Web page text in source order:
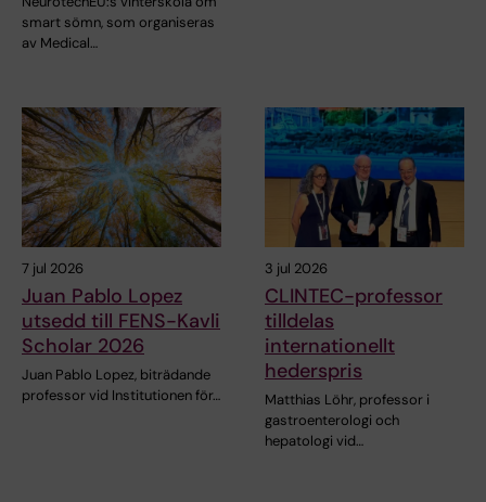
smart sömn, som organiseras
av Medical…
7 jul 2026
Juan Pablo Lopez
utsedd till FENS-Kavli
Scholar 2026
Juan Pablo Lopez, biträdande
professor vid Institutionen för…
3 jul 2026
CLINTEC-professor
tilldelas
internationellt
hederspris
Matthias Löhr, professor i
gastroenterologi och
hepatologi vid…